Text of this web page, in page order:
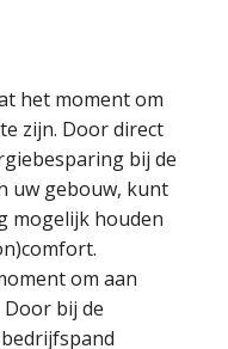
het moment om
zijn. Door direct
bij de
uw gebouw, kunt
mogelijk houden
om aan
bij de